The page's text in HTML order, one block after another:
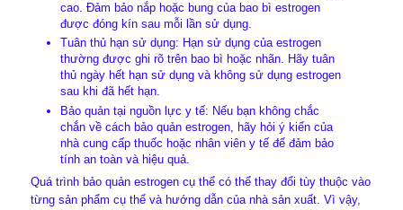
cao. Đảm bảo nắp hoặc bung của bao bì estrogen
được đóng kín sau mỗi lần sử dụng.
Tuân thủ hạn sử dụng: Hạn sử dụng của estrogen
thường được ghi rõ trên bao bì hoặc nhãn. Hãy tuân
thủ ngày hết hạn sử dụng và không sử dụng estrogen
sau khi đã hết hạn.
Bảo quản tại nguồn lực y tế: Nếu bạn không chắc
chắn về cách bảo quản estrogen, hãy hỏi ý kiến ​​của
nhà cung cấp thuốc hoặc nhân viên y tế để đảm bảo
tính an toàn và hiệu quả.
Quá trình bảo quản estrogen cụ thể có thể thay đổi tùy thuộc vào
từng sản phẩm cụ thể và hướng dẫn của nhà sản xuất. Vì vậy,